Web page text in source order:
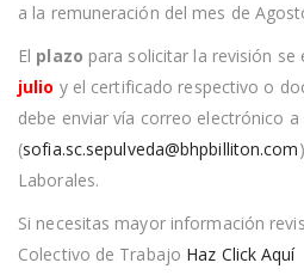
a la remuneración del mes de
El plazo para solicitar la revisión se
julio y el certificado respectivo o
debe enviar vía correo electrónico a
(sofia.sc.sepulveda@bhpbilliton.com
Laborales.
Si necesitas mayor información
Colectivo de Trabajo Haz Click Aquí